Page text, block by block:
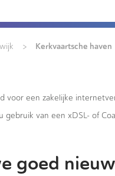
> Kerkvaartsche haven
voor een zakelijke
gebruik van een xDSL- of
goed